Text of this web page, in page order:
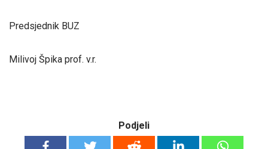
Predsjednik BUZ
Milivoj Špika prof. v.r.
Podjeli